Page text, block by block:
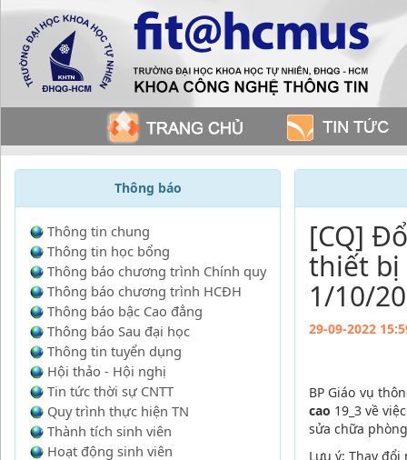
Thông báo
Thông tin chung
Thông tin học bổng
Thông báo chương trình Chính quy
Thông báo chương trình HCĐH
Thông báo bậc Cao đẳng
Thông báo Sau đại học
Thông tin tuyển dụng
Hội thảo - Hội nghị
Tin tức thời sự CNTT
Quy trình thực hiện TN
Thành tích sinh viên
Hoạt động sinh viên
[CQ]
thiết bị
1/10/
29-09-2022
BP Giáo vụ
cao 19_3 về
sửa chữa
Lưu ý: Thay